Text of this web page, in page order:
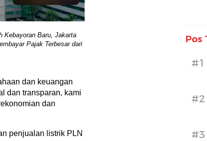
Kebayoran Baru, Jakarta
Pajak Terbesar dari
dan keuangan
dan transparan, kami
dan
penjualan listrik PLN
Pos
#1
#2
#3